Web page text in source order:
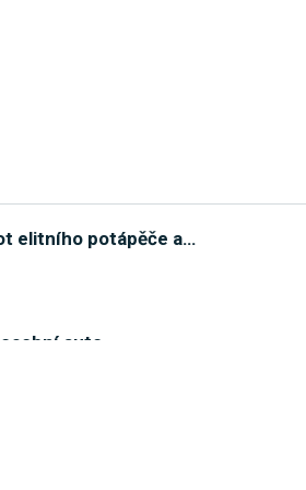
elitního potápěče a…
auto